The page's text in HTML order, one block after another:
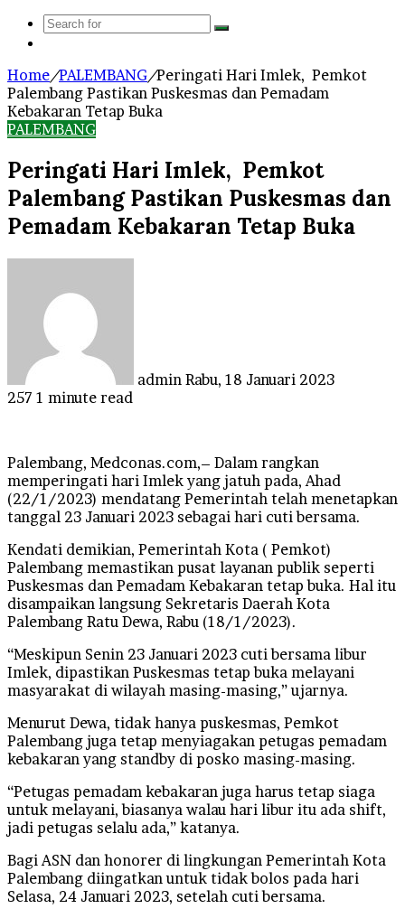
Search
Home/PALEMBANG/Peringati Hari Imlek, Pemkot
Palembang Pastikan Puskesmas dan Pemadam
Kebakaran Tetap Buka
PALEMBANG
Peringati Hari Imlek, Pemkot
Palembang Pastikan Puskesmas dan
Pemadam Kebakaran Tetap Buka
admin Rabu, 18 Januari 2023
257 1 minute read
Palembang, Medconas.com,– Dalam rangkan
memperingati hari Imlek yang jatuh pada, Ahad
(22/1/2023) mendatang Pemerintah telah menetapkan
tanggal 23 Januari 2023 sebagai hari cuti bersama.
Kendati demikian, Pemerintah Kota ( Pemkot)
Palembang memastikan pusat layanan publik seperti
Puskesmas dan Pemadam Kebakaran tetap buka. Hal itu
disampaikan langsung Sekretaris Daerah Kota
Palembang Ratu Dewa, Rabu (18/1/2023).
“Meskipun Senin 23 Januari 2023 cuti bersama libur
Imlek, dipastikan Puskesmas tetap buka melayani
masyarakat di wilayah masing-masing,” ujarnya.
Menurut Dewa, tidak hanya puskesmas, Pemkot
Palembang juga tetap menyiagakan petugas pemadam
kebakaran yang standby di posko masing-masing.
“Petugas pemadam kebakaran juga harus tetap siaga
untuk melayani, biasanya walau hari libur itu ada shift,
jadi petugas selalu ada,” katanya.
Bagi ASN dan honorer di lingkungan Pemerintah Kota
Palembang diingatkan untuk tidak bolos pada hari
Selasa, 24 Januari 2023, setelah cuti bersama.